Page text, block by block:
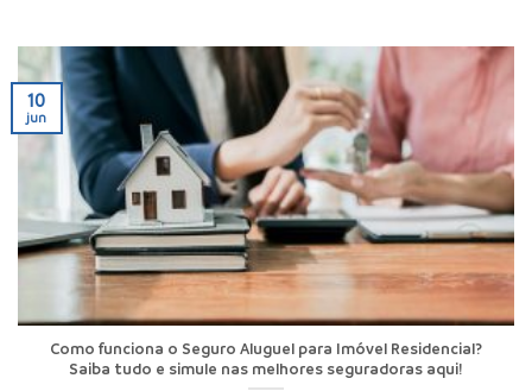
Como funciona o Seguro Aluguel para Imóvel Residencial?
Saiba tudo e simule nas melhores seguradoras aqui!
10
jun